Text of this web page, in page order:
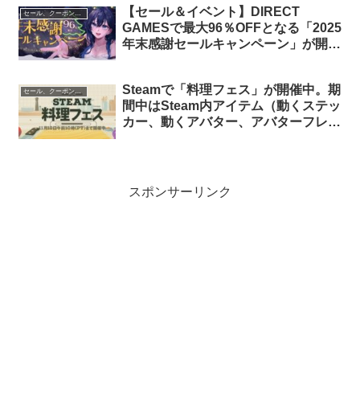
セール、クーポン、ポイント
【セール＆イベント】DIRECT
GAMESで最大96％OFFとなる「2025
年末感謝セールキャンペーン」が開催
トも
セール、クーポン、ポイント
Steamで「料理フェス」が開催中。期
間中はSteam内アイテム（動くステッ
カー、動くアバター、アバターフレー
スポンサーリンク